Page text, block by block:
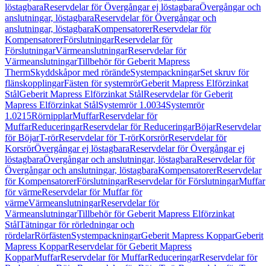
löstagbaraReservdelar för Övergångar ej löstagbaraÖvergångar och
anslutningar, löstagbaraReservdelar för Övergångar och
anslutningar, löstagbaraKompensatorerReservdelar för
KompensatorerFörslutningarReservdelar för
FörslutningarVärmeanslutningarReservdelar för
VärmeanslutningarTillbehör för Geberit Mapress
ThermSkyddskåpor med rörändeSystempackningarSet skruv för
flänskopplingarFästen för systemrörGeberit Mapress Elförzinkat
StålGeberit Mapress Elförzinkat StålReservdelar för Geberit
Mapress Elförzinkat StålSystemrör 1.0034Systemrör
1.0215RörnipplarMuffarReservdelar för
MuffarReduceringarReservdelar för ReduceringarBöjarReservdelar
för BöjarT-rörReservdelar för T-rörKorsrörReservdelar för
KorsrörÖvergångar ej löstagbaraReservdelar för Övergångar ej
löstagbaraÖvergångar och anslutningar, löstagbaraReservdelar för
Övergångar och anslutningar, löstagbaraKompensatorerReservdelar
för KompensatorerFörslutningarReservdelar för FörslutningarMuffar
för värmeReservdelar för Muffar för
värmeVärmeanslutningarReservdelar för
VärmeanslutningarTillbehör för Geberit Mapress Elförzinkat
StålTätningar för rörledningar och
rördelarRörfästenSystempackningarGeberit Mapress KopparGeberit
Mapress KopparReservdelar för Geberit Mapress
KopparMuffarReservdelar för MuffarReduceringarReservdelar för